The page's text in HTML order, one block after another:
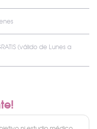
(válido de Lunes a